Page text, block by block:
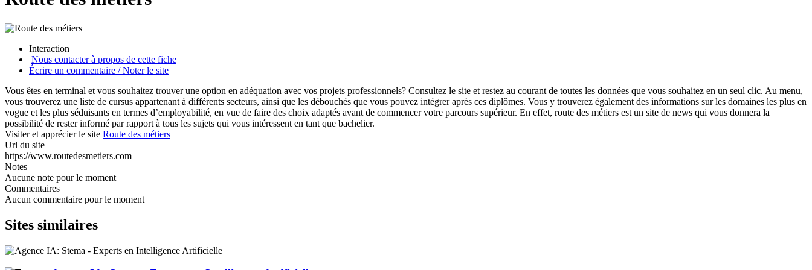
Interaction
Nous contacter à propos de cette fiche
Écrire un commentaire / Noter le site
Vous êtes en terminal et vous souhaitez trouver une option en adéquation avec vos projets professionnels? Consultez le site et restez au courant de toutes les données que vous souhaitez en un seul clic. Au menu,
vous trouverez une liste de cursus appartenant à différents secteurs, ainsi que les débouchés que vous pouvez intégrer après ces diplômes. Vous y trouverez également des informations sur les domaines les plus en
vogue et les plus séduisants en termes d’employabilité, en vue de faire des choix adaptés avant de commencer votre parcours supérieur. En effet, route des métiers est un site de news qui vous donnera la
possibilité de rester informé par rapport à tous les sujets qui vous intéressent en tant que bachelier.
Visiter et apprécier le site Route des métiers
Url du site
https://www.routedesmetiers.com
Notes
Aucune note pour le moment
Commentaires
Aucun commentaire pour le moment
Sites similaires